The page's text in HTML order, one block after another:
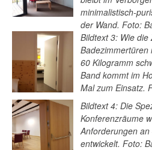
minimalistisch-
der Wand. Foto:
Bildtext 3: Wie
Badezimmertüren
60 Kilogramm
Band kommt im
Mal zum Einsatz.
Bildtext 4: Die
Konferenzräume
Anforderungen
entwickelt. Foto: